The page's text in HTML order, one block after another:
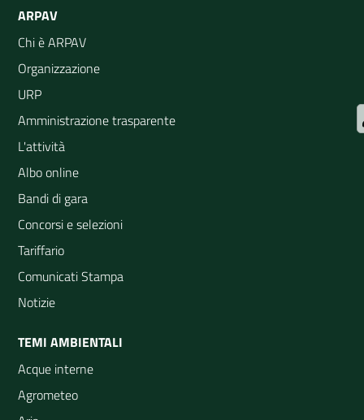
ARPAV
Chi è ARPAV
Organizzazione
URP
Amministrazione trasparente
L'attività
Albo online
Bandi di gara
Concorsi e selezioni
Tariffario
Comunicati Stampa
Notizie
TEMI AMBIENTALI
Acque interne
Agrometeo